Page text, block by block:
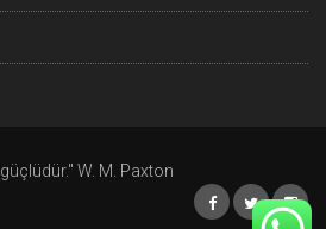
W. M. Paxton